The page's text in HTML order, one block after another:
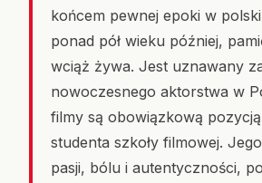
końcem pewnej epoki w
ponad pół wieku później,
wciąż żywa. Jest uznawany
nowoczesnego aktorstwa w
filmy są obowiązkową
studenta szkoły filmowej.
pasji, bólu i autentyczności,